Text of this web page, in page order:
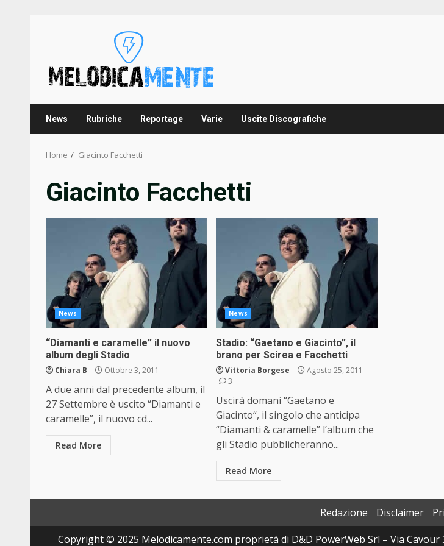
News Rubriche Reportage Varie Uscite Discografiche
Home Giacinto Facchetti
Giacinto Facchetti
News
“Diamanti e caramelle” il nuovo
album degli Stadio
Chiara B Ottobre 3, 2011
A due anni dal precedente album, il
27 Settembre è uscito “Diamanti e
caramelle”, il nuovo cd...
Read More
News
Stadio: “Gaetano e Giacinto”, il
brano per Scirea e Facchetti
Vittoria Borgese
Agosto 25, 2011
3
Uscirà domani “Gaetano e
Giacinto“, il singolo che anticipa
“Diamanti & caramelle” l’album che
gli Stadio pubblicheranno...
Read More
Redazione Disclaimer
Copyright © 2025 Melodicamente.com proprietà di D&D PowerWeb Srl – Via Cavour